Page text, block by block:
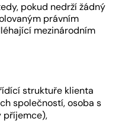
pokud nedrží žádný
právním
mezinárodním
struktuře klienta
společností, osoba s
příjemce),